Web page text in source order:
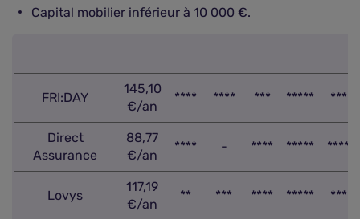
Capital mobilier inférieur à 10 000 €.
FRI:DAY
145,10
€/an
**** **** *** ***** ***
Direct
Assurance
88,77
€/an
**** - **** ***** ****
Lovys
117,19
€/an
** *** **** ***** ***